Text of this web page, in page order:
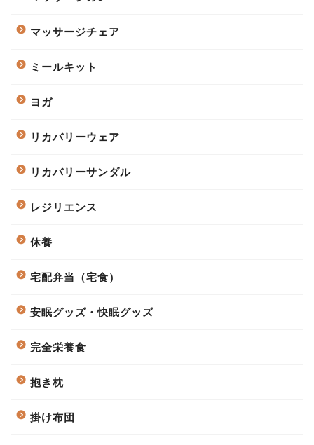
マッサージチェア
ミールキット
ヨガ
リカバリーウェア
リカバリーサンダル
レジリエンス
休養
宅配弁当（宅食）
安眠グッズ・快眠グッズ
完全栄養食
抱き枕
掛け布団